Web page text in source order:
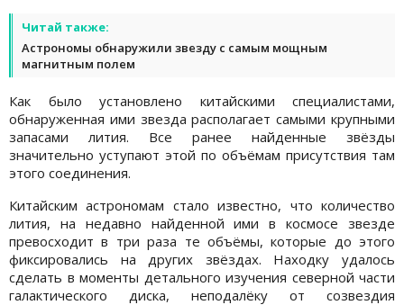
Читай также:
Астрономы обнаружили звезду с самым мощным
магнитным полем
Как было установлено китайскими специалистами,
обнаруженная ими звезда располагает самыми крупными
запасами лития. Все ранее найденные звёзды
значительно уступают этой по объёмам присутствия там
этого соединения.
Китайским астрономам стало известно, что количество
лития, на недавно найденной ими в космосе звезде
превосходит в три раза те объёмы, которые до этого
фиксировались на других звёздах. Находку удалось
сделать в моменты детального изучения северной части
галактического диска, неподалёку от созвездия